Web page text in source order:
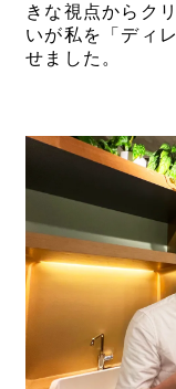
きな視点からク
いが私を「ディ
せました。